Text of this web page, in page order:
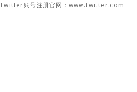
账号注册官网：www.twitter.com